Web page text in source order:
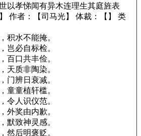
以孝悌闻有异木连理生其庭旌表
作者：【司马光】 体裁：【】 类
积水不能掩。
岂必自标检。
百口共丰俭。
天质非陶染。
门辨日衰减。
童童植轩槛。
令人识仪范。
外奖由内歉。
默致神灵感。
然后明褒贬。